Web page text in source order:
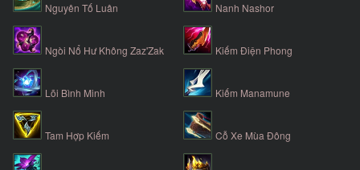
Nguyên Tố Luân Nanh Nashor
Ngòi Nổ Hư Không Zaz'Zak Kiếm Điện Phong
Lõi Bình Minh Kiếm Manamune
Tam Hợp Kiếm Cỗ Xe Mùa Đông